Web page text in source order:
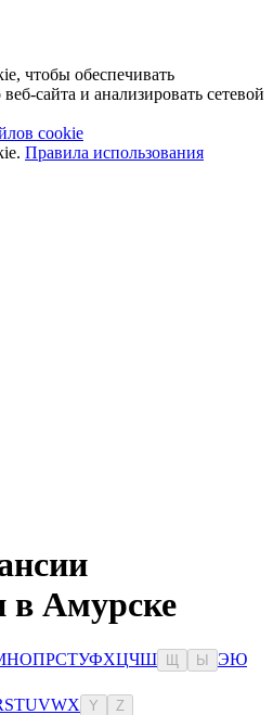
чтобы обеспечивать
сайта и анализировать сетевой
cookie
Правила использования
в Амурске
НОПРСТУФХЦЧШ Ы ЭЮ
STUVWX Y Z